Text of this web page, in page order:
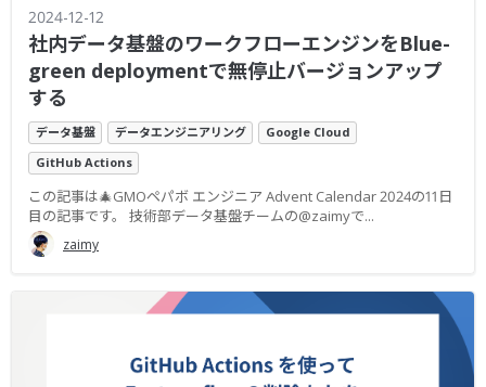
2024-12-12
社内データ基盤のワークフローエンジンをBlue-
green deploymentで無停止バージョンアップ
する
データ基盤 データエンジニアリング
Google Cloud
GitHub Actions
この記事は🎄GMOペパボ エンジニア Advent Calendar 2024の11日
目の記事です。 技術部データ基盤チームの@zaimyで...
zaimy